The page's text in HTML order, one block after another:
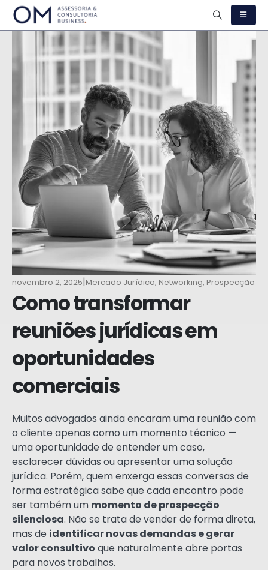
novembro 2, 2025|Mercado Jurídico, Networking, Prospecção
Como transformar
reuniões jurídicas em
oportunidades
comerciais
Muitos advogados ainda encaram uma reunião com
o cliente apenas como um momento técnico —
uma oportunidade de entender um caso,
esclarecer dúvidas ou apresentar uma solução
jurídica. Porém, quem enxerga essas conversas de
forma estratégica sabe que cada encontro pode
ser também um momento de prospecção
silenciosa. Não se trata de vender de forma direta,
mas de identificar novas demandas e gerar
valor consultivo que naturalmente abre portas
para novos trabalhos.